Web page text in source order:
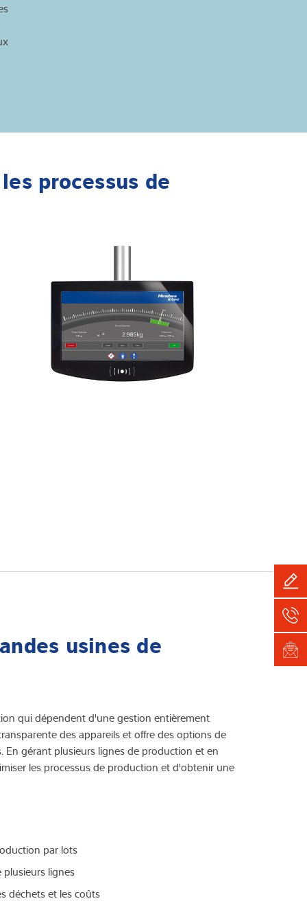
processus de
usines de
qui dépendent d'une gestion entièrement
des appareils et offre des options de
En gérant plusieurs lignes de production et en
les processus de production et d'obtenir une
par lots
lignes
déchets et les coûts